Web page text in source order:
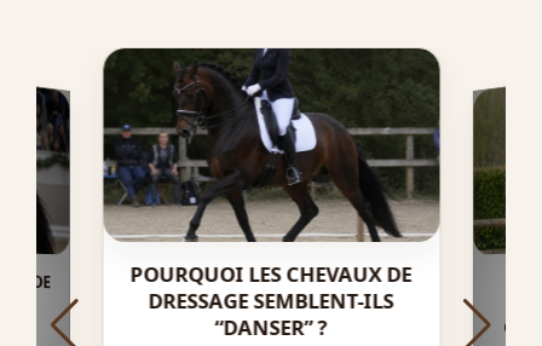
DE
SI
POURQUOI LES CHEVAUX DE
DRESSAGE SEMBLENT-ILS
“DANSER” ?